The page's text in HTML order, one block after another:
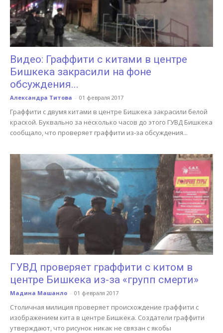
Видео: Граффити с китами в центре
Бишкека закрасили на фоне
обсуждения...
Александра Титова - 01 февраля 2017
Граффити с двумя китами в центре Бишкека закрасили белой
краской. Буквально за несколько часов до этого ГУВД Бишкека
сообщало, что проверяет граффити из-за обсуждения...
ГУВД проверяет граффити с китом в
центре Бишкека из-за «групп смерти»
Мадина Машанло - 01 февраля 2017
Столичная милиция проверяет происхождение граффити с
изображением кита в центре Бишкека. Создатели граффити
утверждают, что рисунок никак не связан c якобы